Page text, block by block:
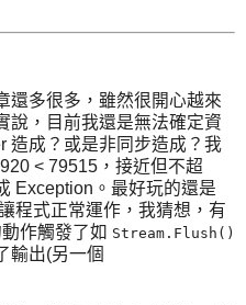
還多很多，雖然很開心越來
說，目前我還是無法確定資
造成？或是非同步造成？我
< 79515，接近但不超
Exception。最好玩的還是
程式正常運作，我猜想，有
動作觸發了如 Stream.Flush()
輸出(另一個